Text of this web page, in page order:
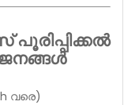
വരെ)